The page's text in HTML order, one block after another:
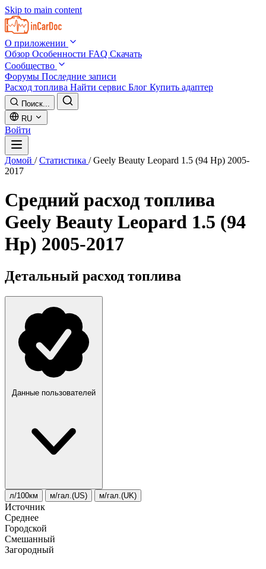
Skip to main content
О приложении
Обзор Особенности FAQ Скачать
Сообщество
Форумы Последние записи
Расход топлива Найти сервис Блог Купить адаптер
Поиск...
RU
Войти
Домой / Статистика / Geely Beauty Leopard 1.5 (94 Hp) 2005-
2017
Средний расход топлива
Geely Beauty Leopard 1.5 (94
Hp) 2005-2017
Детальный расход топлива
Данные пользователей
л/100км м/гал.(US) м/гал.(UK)
Источник
Среднее
Городской
Смешанный
Загородный